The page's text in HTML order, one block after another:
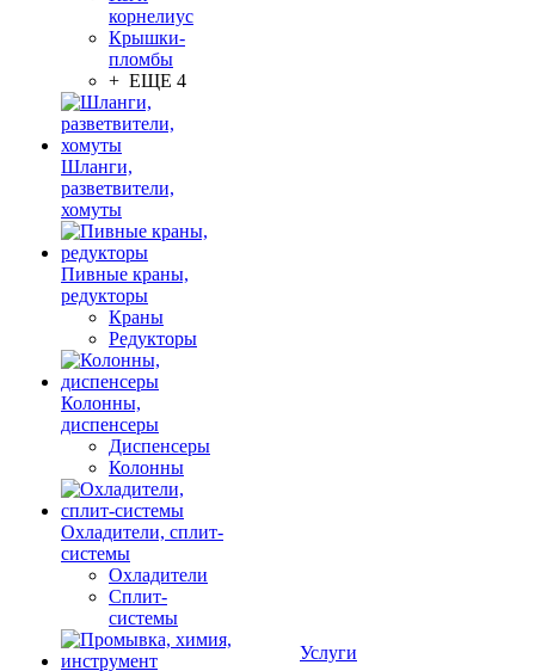
корнелиус
Крышки-
пломбы
+ ЕЩЕ 4
Шланги,
разветвители,
хомуты
Пивные краны,
редукторы
Краны
Редукторы
Колонны,
диспенсеры
Диспенсеры
Колонны
Охладители, сплит-
системы
Охладители
Сплит-
системы
Услуги